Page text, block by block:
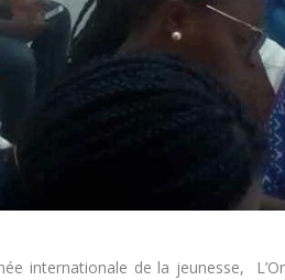
internationale de la jeunesse,